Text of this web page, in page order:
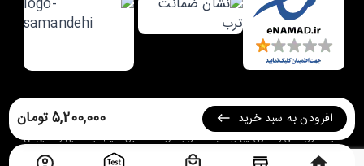
افزودن به سبد خرید 5,200,000 تومان طراحی شده در گروه طراحی سایت
کلیه حقوق مادی و معنوی این وبسایت متعلق بهفروشگاه آنلاین ستیا | عینک طبی و آفتابیمی